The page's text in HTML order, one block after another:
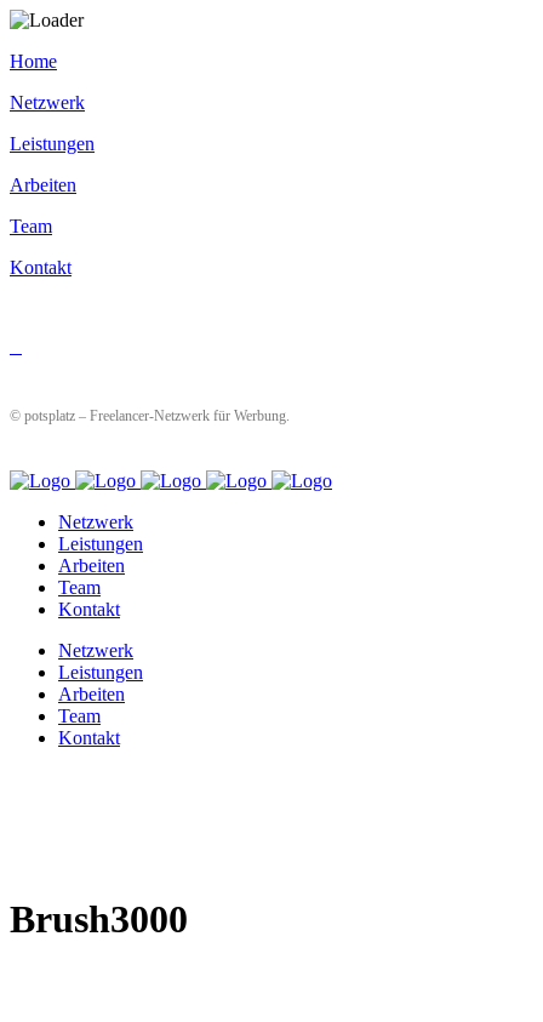
Home
Netzwerk
Leistungen
Arbeiten
Team
Kontakt
© potsplatz – Freelancer-Netzwerk für Werbung.
Netzwerk
Leistungen
Arbeiten
Team
Kontakt
Netzwerk
Leistungen
Arbeiten
Team
Kontakt
Brush3000